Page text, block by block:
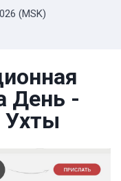
(MSK)
День -
Ухты